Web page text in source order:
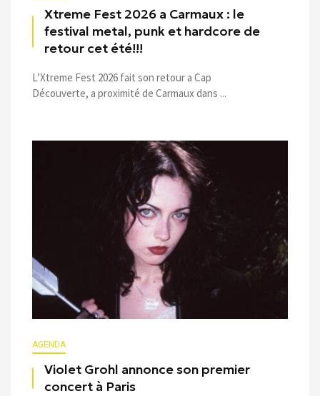
Xtreme Fest 2026 a Carmaux : le
festival metal, punk et hardcore de
retour cet été!!!
L’Xtreme Fest 2026 fait son retour a Cap
Découverte, a proximité de Carmaux dans ...
AGENDA
Violet Grohl annonce son premier
concert à Paris